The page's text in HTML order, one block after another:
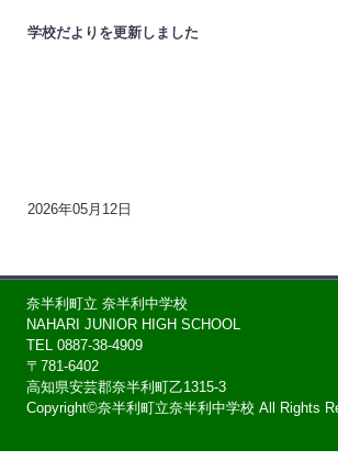
学校だよりを更新しました
2026年05月12日
奈半利町立 奈半利中学校
NAHARI JUNIOR HIGH SCHOOL
TEL 0887-38-4909
〒781-6402
高知県安芸郡奈半利町乙1315-3
Copyright©奈半利町立奈半利中学校 All Rights